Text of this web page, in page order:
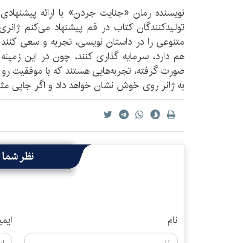
نویسنده رمان «جنایت جردن» با ارائه
تولیدکنندگان کتاب در قم پیشنهاد می‌کنم
متنوعی را در داستان نویسی، تجربه و سعی
هم دارد، سرمایه گذاری کنند، چون در این
صورت گرفته، تجربه‌هایی هستند که با موفقیت رو
به ژانر روی خوش نشان خواهد داد و اگر جایی
نظر شما
نام